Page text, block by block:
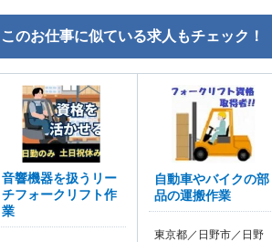
このお仕事に似ている求人もチェック！
音響機器を扱うリー
チフォークリフト作
業
自動車やバイクの部
品の運搬作業
東京都／日野市／日野